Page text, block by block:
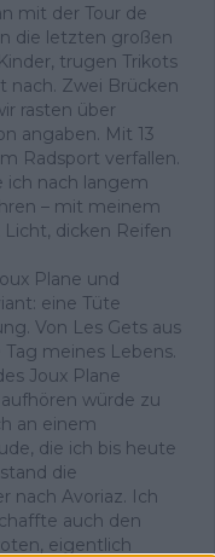
mit der Tour de
die letzten großen
trugen Trikots
nach. Zwei Brücken
rasten über
angaben. Mit 13
Radsport verfallen.
ich nach langem
– mit meinem
Licht, dicken Reifen
Plane und
eine Tüte
Von Les Gets aus
meines Lebens.
Joux Plane
würde zu
an einem
die ich bis heute
die
nach Avoriaz. Ich
auch den
eigentlich